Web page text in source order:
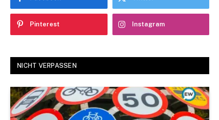
Pinterest Instagram
NICHT VERPASSEN